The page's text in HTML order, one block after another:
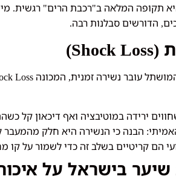
תקופה המלאה ב"רכבת הרים" רגשית.
, הדורשים סבלנות רבה.
(Shock Loss)
עובר נשירה זמנית, המכונה Loss.
ירידה במוטיבציה ואף דיכאון קל
: הבנה כי הנשירה היא חלק מהמעבר
הם קריטיים בשלב זה כדי לשמור על קו
בישראל על